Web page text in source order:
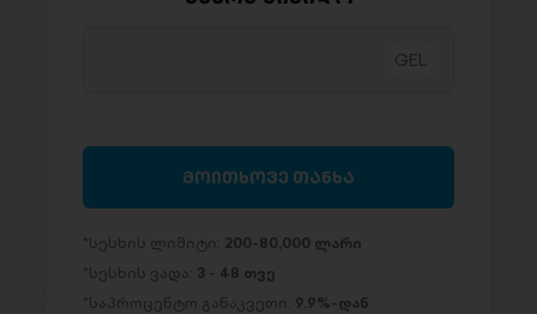
მოითხოვე თანხა
სესხის ლიმიტი: 200-80,000 ლარი
სესხის ვადა: 3 - 48 თვე
საპროცენტო განაკვეთი: 9.9%-დან